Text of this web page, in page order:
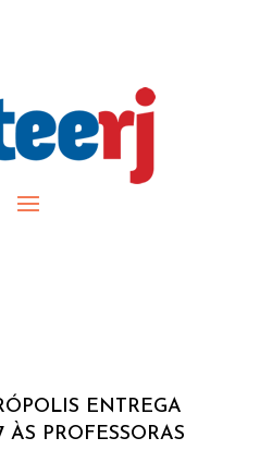
ENTREGA
PROFESSORAS